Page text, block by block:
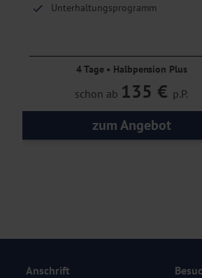
Unterhaltungsprogramm
4 Tage • Halbpension Plus
schon ab 135 € p.P.
zum Angebot
Anschrift